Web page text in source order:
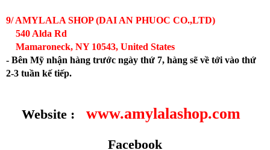
9/ AMYLALA SHOP (DAI AN PHUOC CO.,LTD)
540 Alda Rd
Mamaroneck, NY 10543, United States
- Bên Mỹ nhận hàng trước ngày thứ 7, hàng sẽ về tới vào thứ
2-3 tuần kế tiếp.
Website : www.amylalashop.com
Facebook